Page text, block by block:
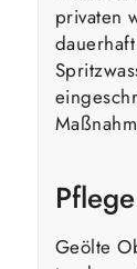
privaten
Geölte